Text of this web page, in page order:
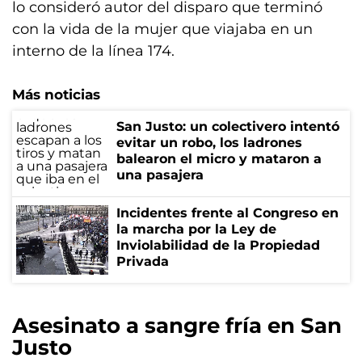
lo consideró autor del disparo que terminó
con la vida de la mujer que viajaba en un
interno de la línea 174.
Más noticias
San Justo: un colectivero intentó
evitar un robo, los ladrones
balearon el micro y mataron a
una pasajera
Incidentes frente al Congreso en
la marcha por la Ley de
Inviolabilidad de la Propiedad
Privada
Asesinato a sangre fría en San
Justo